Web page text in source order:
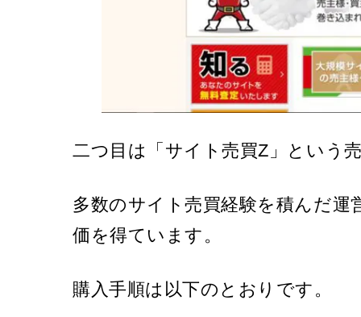
二つ目は「サイト売買Z」という
多数のサイト売買経験を積んだ運
価を得ています。
購入手順は以下のとおりです。